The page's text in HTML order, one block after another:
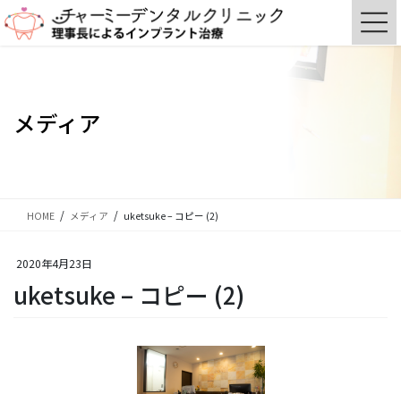
ン
ビ
メディア
HOME メディア uketsuke – コピー (2)
2020年4月23日
uketsuke – コピー (2)